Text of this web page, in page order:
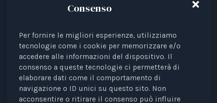
Consenso
Per fornire le migliori esperienze, utilizziamo
tecnologie come i cookie per memorizzare e/o
accedere alle informazioni del dispositivo. Il
consenso a queste tecnologie ci permetterà di
elaborare dati come il comportamento di
navigazione o ID unici su questo sito. Non
acconsentire o ritirare il consenso può influire
Animal Law Italia is an Italian Third Sector Entity
listed in the RUNTS register (Rep. 4 of 01/03/2022),
recognised as an interest representative before the
European Institutions.